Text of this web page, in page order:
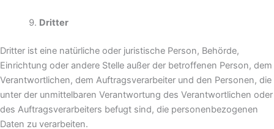
Dritter
Dritter ist eine natürliche oder juristische Person, Behörde,
Einrichtung oder andere Stelle außer der betroffenen Person, dem
Verantwortlichen, dem Auftragsverarbeiter und den Personen, die
unter der unmittelbaren Verantwortung des Verantwortlichen oder
des Auftragsverarbeiters befugt sind, die personenbezogenen
Daten zu verarbeiten.